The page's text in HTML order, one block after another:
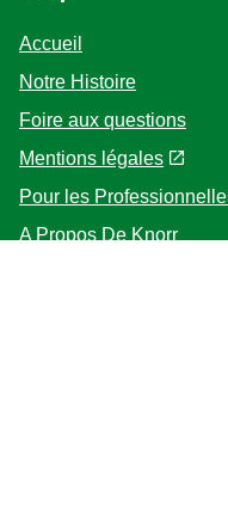
Accueil
Notre Histoire
Foire aux questions
Mentions légales
Pour les Professionnelles